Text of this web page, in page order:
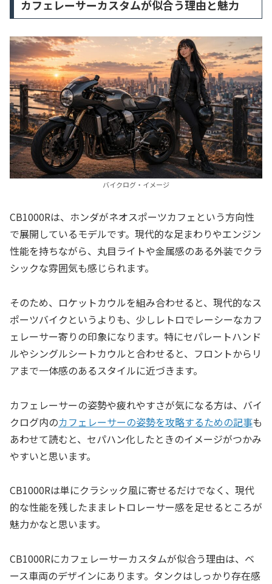
カフェレーサーカスタムが似合う理由と魅力
バイクログ・イメージ
CB1000Rは、ホンダがネオスポーツカフェという方向性
で展開しているモデルです。現代的な足まわりやエンジン
性能を持ちながら、丸目ライトや金属感のある外装でクラ
シックな雰囲気も感じられます。
そのため、ロケットカウルを組み合わせると、現代的なス
ポーツバイクというよりも、少しレトロでレーシーなカフ
ェレーサー寄りの印象になります。特にセパレートハンド
ルやシングルシートカウルと合わせると、フロントからリ
アまで一体感のあるスタイルに近づきます。
カフェレーサーの姿勢や疲れやすさが気になる方は、バイ
クログ内のカフェレーサーの姿勢を攻略するための記事も
あわせて読むと、セパハン化したときのイメージがつかみ
やすいと思います。
CB1000Rは単にクラシック風に寄せるだけでなく、現代
的な性能を残したままレトロレーサー感を足せるところが
魅力かなと思います。
CB1000Rにカフェレーサーカスタムが似合う理由は、ベ
ース車両のデザインにあります。タンクはしっかり存在感